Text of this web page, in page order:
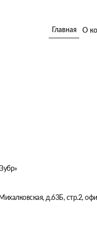
Главная О
д.63Б, стр.2,